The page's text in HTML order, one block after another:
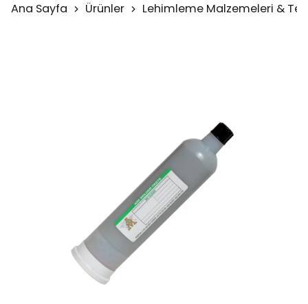
Ana Sayfa Ürünler Lehimleme Malzemeleri &